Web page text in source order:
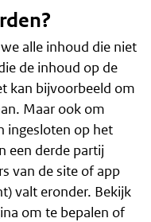
alle inhoud die niet
de inhoud op de
kan bijvoorbeeld om
Maar ook om
ingesloten op het
een derde partij
van de site of app
) valt eronder. Bekijk
om te bepalen of